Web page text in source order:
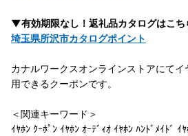
▼有効期限なし！返礼品カタログはこち
埼玉県所沢市カタログポイント
カナルワークスオンラインストアにて
用できるクーポンです。
＜関連キーワード＞
ｲﾔﾎﾝ ｸｰﾎﾟﾝ ｲﾔﾎﾝ ｵｰﾃﾞｨｵ ｲﾔﾎﾝ ﾊﾝﾄﾞﾒｲﾄﾞ ｲ